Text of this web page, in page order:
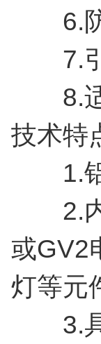
6.防
7.引
8.适
技术特
1.铝
2.内
或GV2
灯等元
3.具